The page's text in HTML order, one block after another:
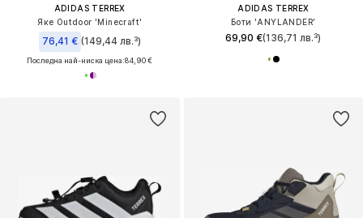
ADIDAS TERREX
Яке Outdoor 'Minecraft'
76,41 € (149,44 лв.³)
Последна най-ниска цена:84,90 €
ADIDAS TERREX
Боти 'ANYLANDER'
69,90 €(136,71 лв.³)